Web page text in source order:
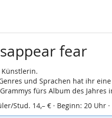
fear
und Sprachen hat ihr
fürs Album des Jahres
Stud. 14,– € · Beginn: 20 Uhr